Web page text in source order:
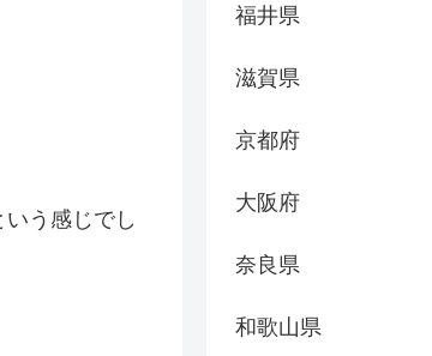
う感じでし
福井県
滋賀県
京都府
大阪府
奈良県
和歌山県